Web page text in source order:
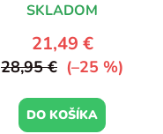
SKLADOM
21,49 €
28,95 € (–25 %)
DO KOŠÍKA